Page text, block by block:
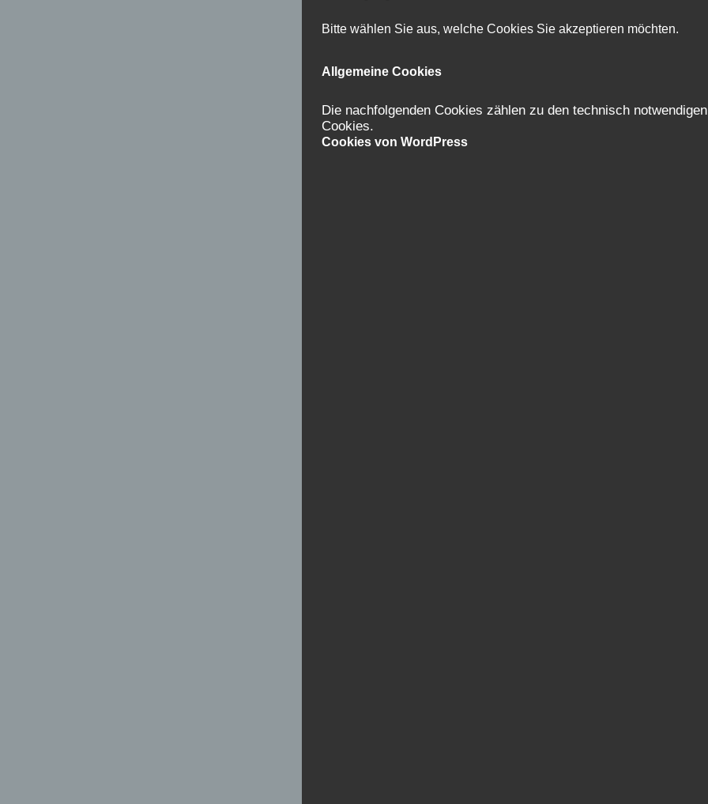
Bitte wählen Sie aus, welche Cookies Sie akzeptieren möchten.
Allgemeine Cookies
Die nachfolgenden Cookies zählen zu den technisch notwendigen
Cookies.
Cookies von WordPress